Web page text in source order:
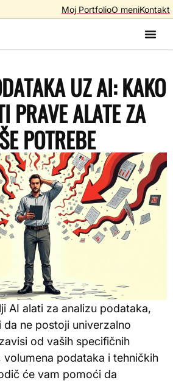
Moj PortfolioO meniKontakt
UZ AI: KAKO
PRAVE ALATE ZA
POTREBE
AI alati za analizu podataka,
ne postoji univerzalno
od vaših specifičnih
podataka i tehničkih
će vam pomoći da